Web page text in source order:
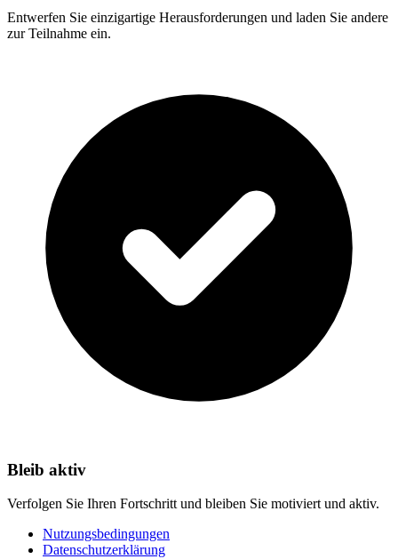
Entwerfen Sie einzigartige Herausforderungen und laden Sie andere
zur Teilnahme ein.
Bleib aktiv
Verfolgen Sie Ihren Fortschritt und bleiben Sie motiviert und aktiv.
Nutzungsbedingungen
Datenschutzerklärung